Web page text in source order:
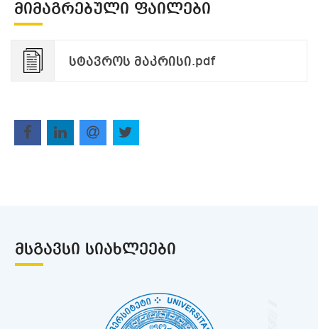
ᲛᲘᲛᲐᲒᲠᲔᲑᲣᲚᲘ ᲤᲐᲘᲚᲔᲑᲘ
სტავროს მაკრისი.pdf
ᲛᲡᲒᲐᲕᲡᲘ ᲡᲘᲐᲮᲚᲔᲔᲑᲘ